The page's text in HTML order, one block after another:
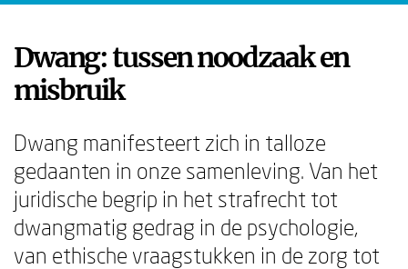
Dwang: tussen noodzaak en
misbruik
Dwang manifesteert zich in talloze
gedaanten in onze samenleving. Van het
juridische begrip in het strafrecht tot
dwangmatig gedrag in de psychologie,
van ethische vraagstukken in de zorg tot